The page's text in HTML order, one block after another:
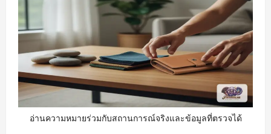
อ่านความหมายร่วมกับสถานการณ์จริงและข้อมูลที่ตรวจได้